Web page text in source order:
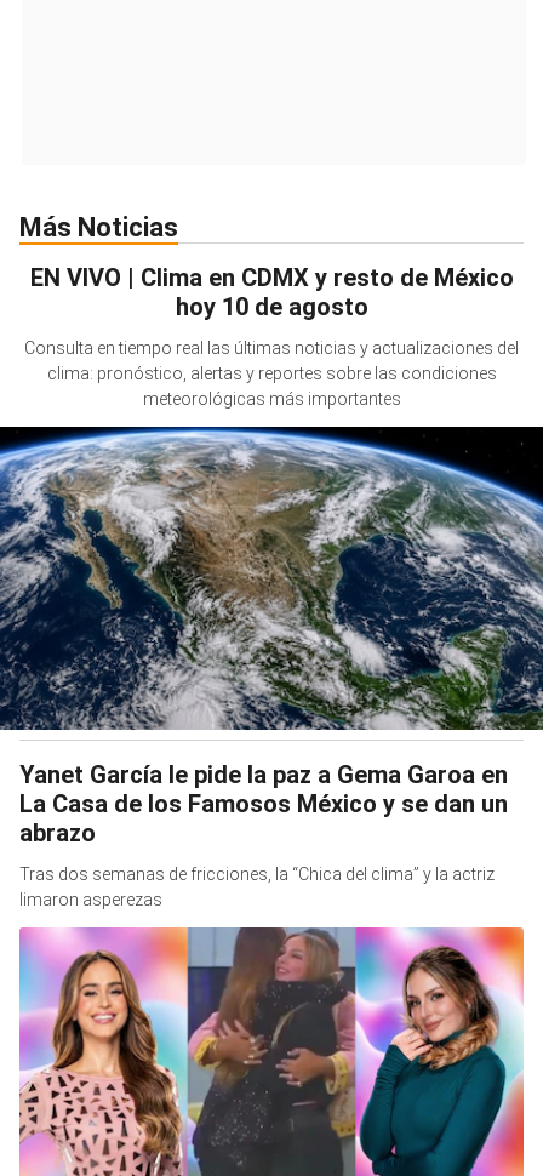
Más Noticias
EN VIVO | Clima en CDMX y resto de México
hoy 10 de agosto
Consulta en tiempo real las últimas noticias y actualizaciones del
clima: pronóstico, alertas y reportes sobre las condiciones
meteorológicas más importantes
Yanet García le pide la paz a Gema Garoa en
La Casa de los Famosos México y se dan un
abrazo
Tras dos semanas de fricciones, la “Chica del clima” y la actriz
limaron asperezas